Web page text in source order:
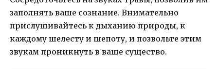
заполнять ваше сознание. Внимательно
прислушивайтесь к дыханию природы, к
каждому шелесту и шепоту, и позвольте этим
звукам проникнуть в ваше существо.